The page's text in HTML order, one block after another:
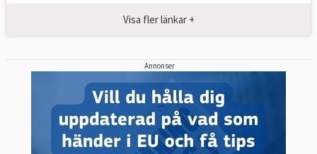
Visa fler länkar +
Annonser